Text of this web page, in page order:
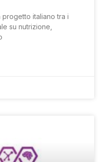
progetto italiano tra i
su nutrizione,